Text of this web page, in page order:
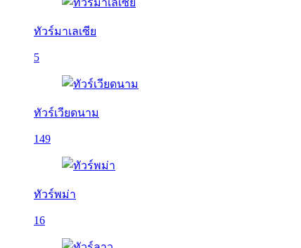
ทัวร์มาเลเซีย
5
ทัวร์เวียดนาม
149
ทัวร์พม่า
16